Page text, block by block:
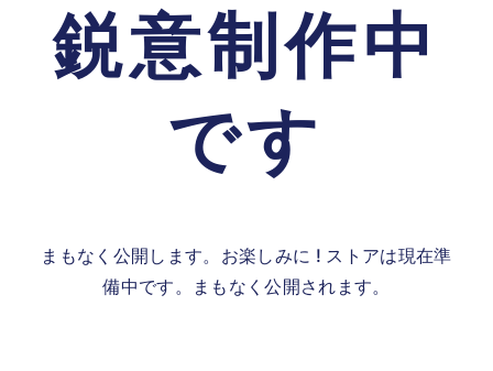
鋭意制作中
です
まもなく公開します。お楽しみに ! ストアは現在準
備中です。まもなく公開されます。